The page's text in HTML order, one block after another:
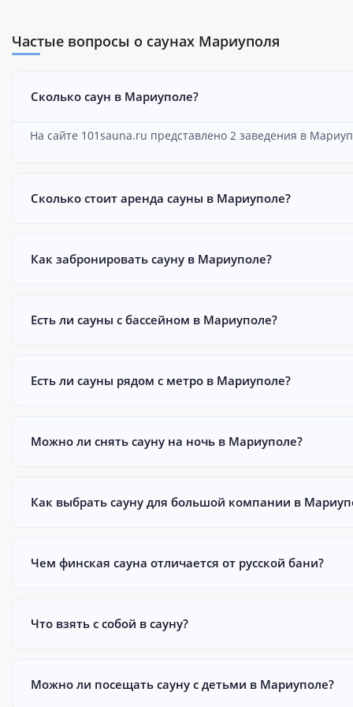
Частые вопросы о саунах Мариуполя
Сколько саун в Мариуполе?
На сайте 101sauna.ru представлено 2 заведения в
Сколько стоит аренда сауны в Мариуполе?
Как забронировать сауну в Мариуполе?
Есть ли сауны с бассейном в Мариуполе?
Есть ли сауны рядом с метро в Мариуполе?
Можно ли снять сауну на ночь в Мариуполе?
Как выбрать сауну для большой компании в
Чем финская сауна отличается от русской бани?
Что взять с собой в сауну?
Можно ли посещать сауну с детьми в Мариуполе?